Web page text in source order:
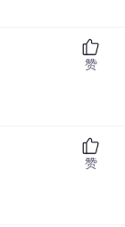
赞
赞